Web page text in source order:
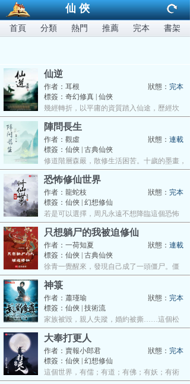
仙俠
首頁 分類 熱門 推薦 完本 書架
仙逆
作者： 耳根 狀態： 完本
標簽：奇幻修真 | 仙俠
幾經轉折，以平庸的資質踏入仙途，歷經坎
坷…
陣問長生
作者： 觀虛 狀態： 連載
標簽：仙俠 | 古典仙俠
修道階層森嚴，散修生活困苦。十歲的墨畫，
…
恐怖修仙世界
作者： 龍蛇枝 狀態： 完本
標簽：仙俠 | 幻想修仙
若是可以選擇，周凡永遠不想降臨這個恐怖
世…
只想躺尸的我被迫修仙
作者： 一荷知夏 狀態： 連載
標簽：仙俠 | 古典仙俠
徐青一覺醒來，發現自己成了一頭僵尸。僵
尸…
神箓
作者： 蕭瑾瑜 狀態： 完本
標簽：仙俠 | 技術流
家族被毀，親人失蹤，婚約被撕……這個松
煙…
大奉打更人
作者： 賣報小郎君 狀態： 完本
標簽：仙俠 | 幻想修仙
這個世界，有儒；有道；有佛；有妖；有術
士…